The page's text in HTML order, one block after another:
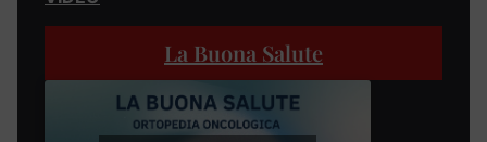
La Buona Salute